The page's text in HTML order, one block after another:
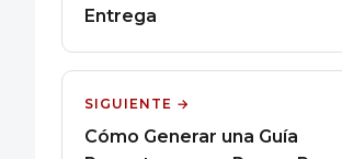
Entrega
SIGUIENTE →
Cómo Generar una Guía